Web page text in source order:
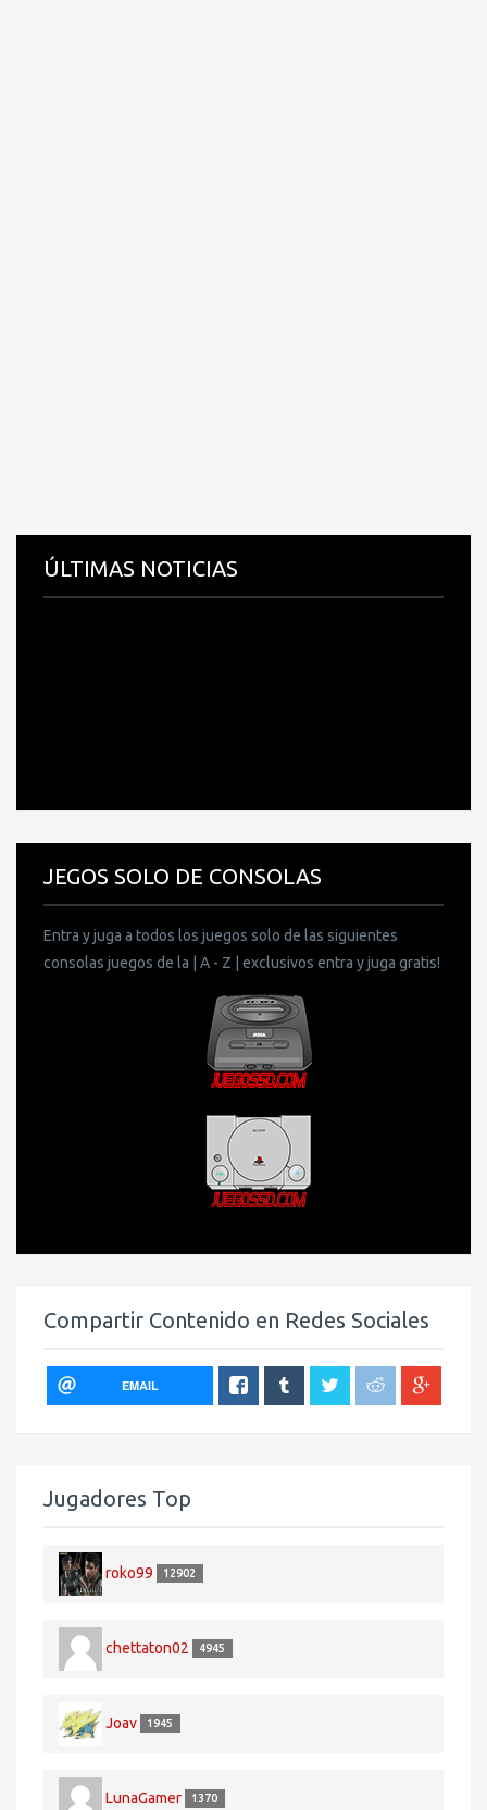
ÚLTIMAS NOTICIAS
JEGOS SOLO DE CONSOLAS
Entra y juga a todos los juegos solo de las siguientes
consolas juegos de la | A - Z | exclusivos entra y juga gratis!
Compartir Contenido en Redes Sociales
EMAIL
Jugadores Top
roko99 12902
chettaton02 4945
Joav 1945
LunaGamer 1370